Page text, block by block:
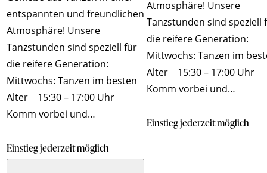
entspannten und freundlichen
Atmosphäre! Unsere
Tanzstunden sind speziell für
die reifere Generation:
Mittwochs: Tanzen im besten
Alter 15:30 – 17:00 Uhr
Komm vorbei und…
Einstieg jederzeit möglich
Atmosphäre! Unsere
Tanzstunden sind speziell
die reifere Generation:
Mittwochs: Tanzen im
Alter 15:30 – 17:00 Uhr
Komm vorbei und…
Einstieg jederzeit möglich